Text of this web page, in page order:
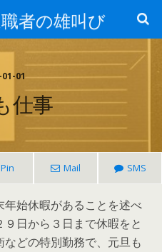
者の雄叫び
01
仕事
Pin Mail SMS
始休暇があることを述べ
日から３日まで休暇をと
どの特別勤務で、元旦も